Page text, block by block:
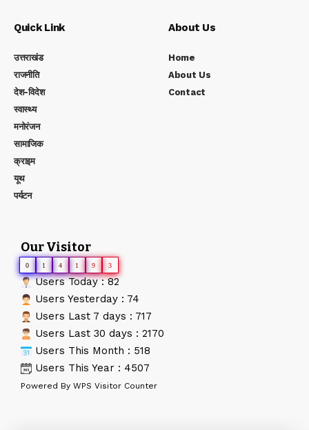
Quick Link
उत्तराखंड
राजनीति
देश-विदेश
स्वास्थ्य
मनोरंजन
सामाजिक
क्राइम
यूथ
पर्यटन
About Us
Home
About Us
Contact
Our Visitor
0 1 4 1 9 3
Users Today : 82
Users Yesterday : 74
Users Last 7 days : 717
Users Last 30 days : 2170
Users This Month : 518
Users This Year : 4507
Powered By WPS Visitor Counter